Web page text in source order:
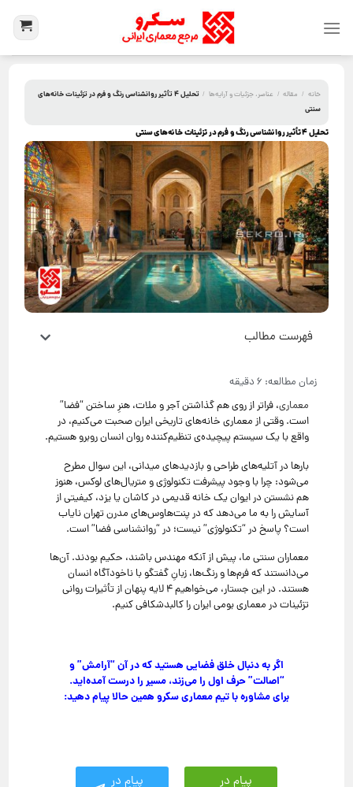
خانه / مقاله / عناصر، جزئیات و آرایه‌ها /
تحلیل ۴ تأثیر روانشناسی رنگ و فرم در تزئینات خانه‌های
سنتی
تحلیل ۴ تأثیر روانشناسی رنگ و فرم در تزئینات خانه‌های سنتی
فهرست مطالب
معماری، فراتر از روی هم گذاشتن آجر و ملات، هنرِ ساختن “فضا”
است. وقتی از معماری خانه‌های تاریخی ایران صحبت می‌کنیم، در
واقع با یک سیستم پیچیده‌ی تنظیم‌کننده روان انسان روبرو هستیم.
بارها در آتلیه‌های طراحی و بازدیدهای میدانی، این سوال مطرح
می‌شود: چرا با وجود پیشرفت تکنولوژی و متریال‌های لوکس، هنوز
هم نشستن در ایوان یک خانه قدیمی در کاشان یا یزد، کیفیتی از
آسایش را به ما می‌دهد که در پنت‌هاوس‌های مدرن تهران نایاب
است؟ پاسخ در “تکنولوژی” نیست؛ در “روانشناسی فضا” است.
معماران سنتی ما، پیش از آنکه مهندس باشند، حکیم بودند. آن‌ها
می‌دانستند که فرم‌ها و رنگ‌ها، زبانِ گفتگو با ناخودآگاه انسان
هستند. در این جستار، می‌خواهیم ۴ لایه پنهان از تأثیرات روانی
تزئینات در معماری بومی ایران را کالبدشکافی کنیم.
اگر به دنبال خلق فضایی هستید که در آن “آرامش” و
“اصالت” حرف اول را می‌زند، مسیر را درست آمده‌اید.
برای مشاوره با تیم معماری سکرو همین حالا پیام دهید:
پیام در پیام در